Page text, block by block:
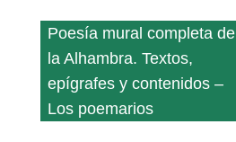
Poesía mural completa de
la Alhambra. Textos,
epígrafes y contenidos –
Los poemarios